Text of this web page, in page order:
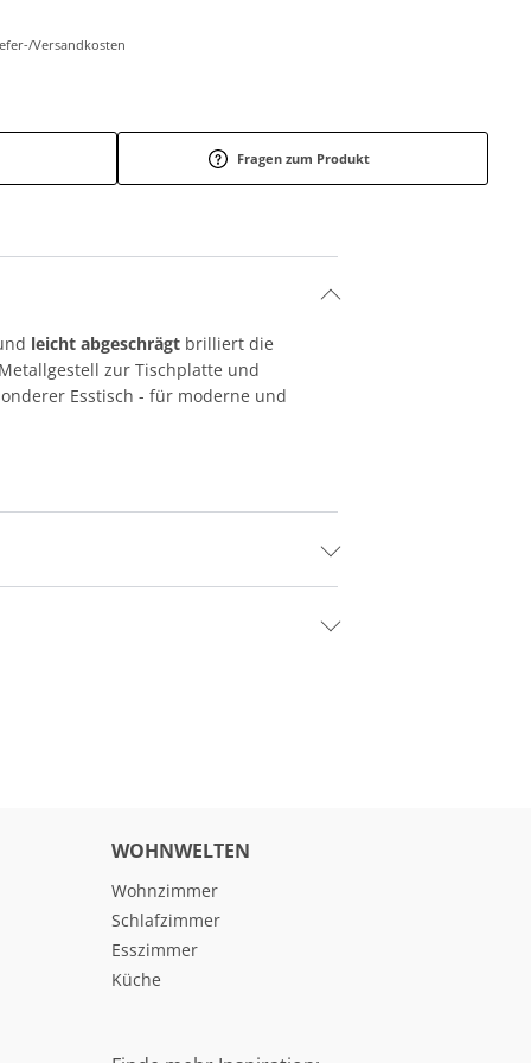
Versandkosten
Fragen zum Produkt
leicht abgeschrägt brilliert die
zur Tischplatte und
Esstisch - für moderne und
WOHNWELTEN
Wohnzimmer
Schlafzimmer
Esszimmer
Küche